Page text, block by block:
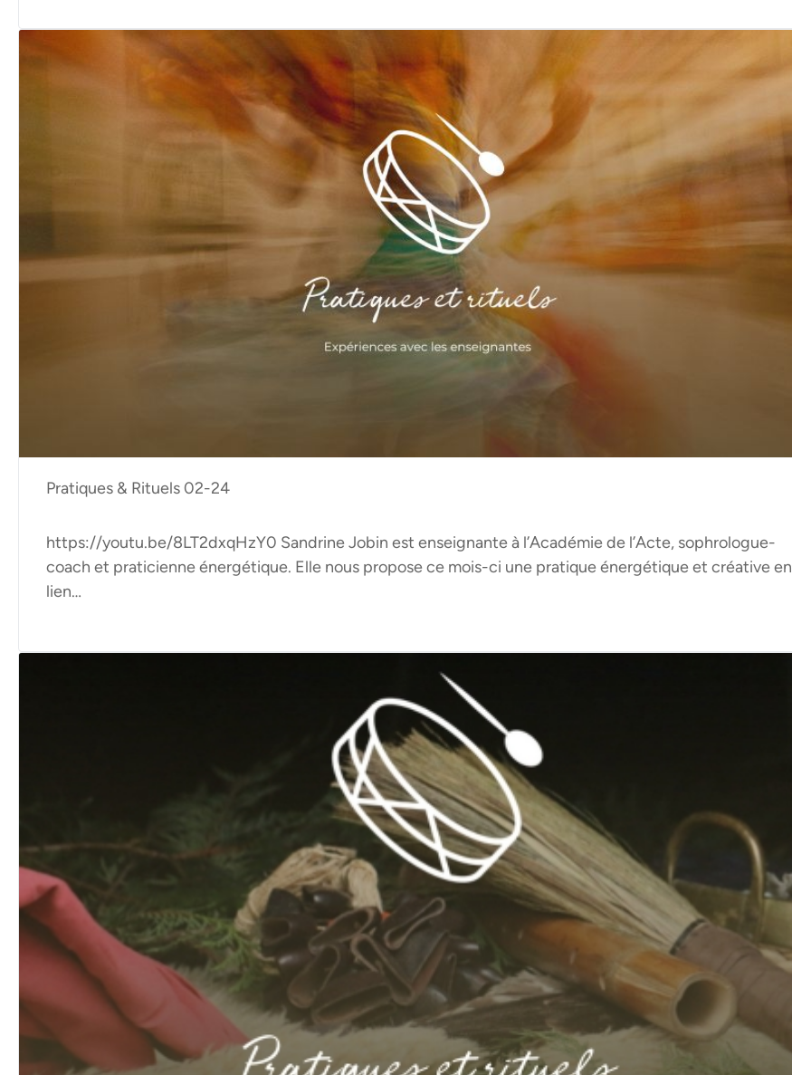
Pratiques & Rituels 02-24
https://youtu.be/8LT2dxqHzY0 Sandrine Jobin est enseignante à l’Académie de l’Acte, sophrologue-
coach et praticienne énergétique. Elle nous propose ce mois-ci une pratique énergétique et créative en
lien…